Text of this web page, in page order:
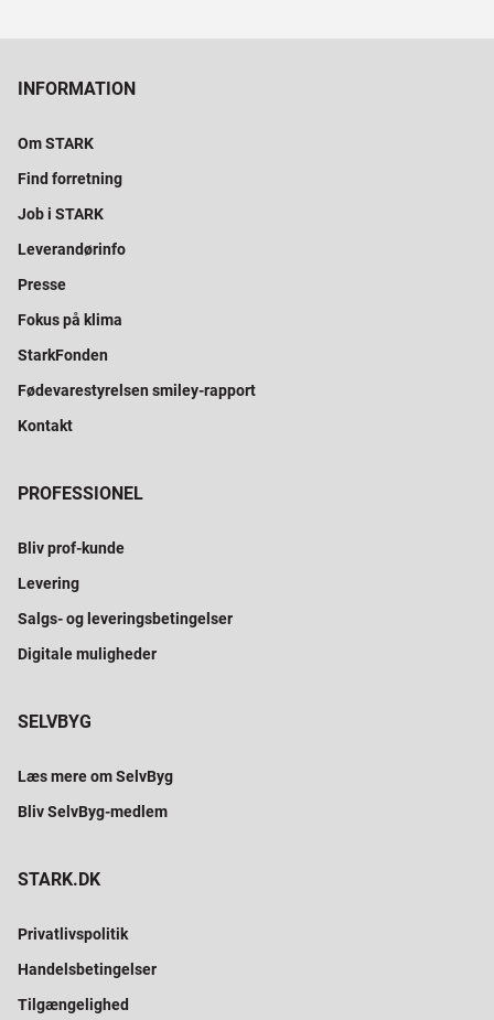
INFORMATION
Om STARK
Find forretning
Job i STARK
Leverandørinfo
Presse
Fokus på klima
StarkFonden
Fødevarestyrelsen smiley-rapport
Kontakt
PROFESSIONEL
Bliv prof-kunde
Levering
Salgs- og leveringsbetingelser
Digitale muligheder
SELVBYG
Læs mere om SelvByg
Bliv SelvByg-medlem
STARK.DK
Privatlivspolitik
Handelsbetingelser
Tilgængelighed